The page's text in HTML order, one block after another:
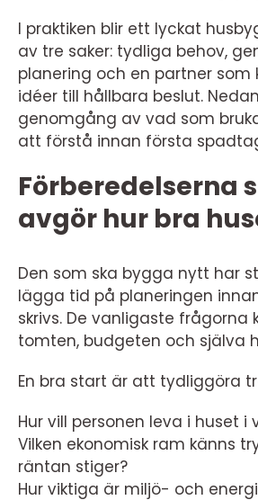
I praktiken blir ett lyckat
av tre saker: tydliga behov,
planering och en partner
idéer till hållbara beslut.
genomgång av vad som
att förstå innan första
Förberedelserna
avgör hur bra
Den som ska bygga nytt har
lägga tid på planeringen
skrivs. De vanligaste frågorna
tomten, budgeten och själva
En bra start är att tydliggöra
Hur vill personen leva i huset i
Vilken ekonomisk ram känns
räntan stiger?
Hur viktiga är miljö- och